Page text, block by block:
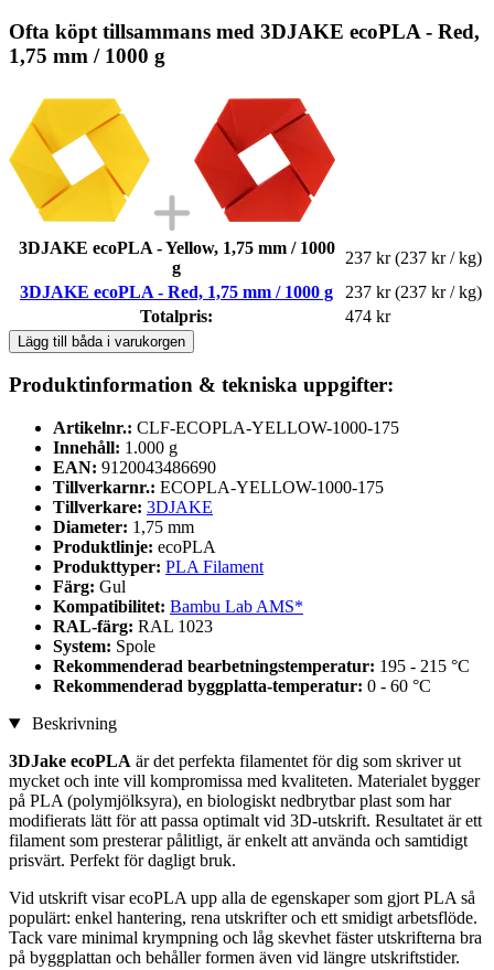
Ofta köpt tillsammans med 3DJAKE ecoPLA - Red,
1,75 mm / 1000 g
3DJAKE ecoPLA - Yellow, 1,75 mm / 1000
g
237 kr (237 kr / kg)
3DJAKE ecoPLA - Red, 1,75 mm / 1000 g
237 kr (237 kr / kg)
Totalpris:
474 kr
Lägg till båda i varukorgen
Produktinformation & tekniska uppgifter:
Artikelnr.: CLF-ECOPLA-YELLOW-1000-175
Innehåll: 1.000 g
EAN: 9120043486690
Tillverkarnr.: ECOPLA-YELLOW-1000-175
Tillverkare: 3DJAKE
Diameter: 1,75 mm
Produktlinje: ecoPLA
Produkttyper: PLA Filament
Färg: Gul
Kompatibilitet: Bambu Lab AMS*
RAL-färg: RAL 1023
System: Spole
Rekommenderad bearbetningstemperatur: 195 - 215 °C
Rekommenderad byggplatta-temperatur: 0 - 60 °C
Beskrivning
3DJake ecoPLA är det perfekta filamentet för dig som skriver ut
mycket och inte vill kompromissa med kvaliteten. Materialet bygger
på PLA (polymjölksyra), en biologiskt nedbrytbar plast som har
modifierats lätt för att passa optimalt vid 3D-utskrift. Resultatet är ett
filament som presterar pålitligt, är enkelt att använda och samtidigt
prisvärt. Perfekt för dagligt bruk.
Vid utskrift visar ecoPLA upp alla de egenskaper som gjort PLA så
populärt: enkel hantering, rena utskrifter och ett smidigt arbetsflöde.
Tack vare minimal krympning och låg skevhet fäster utskrifterna bra
på byggplattan och behåller formen även vid längre utskriftstider.